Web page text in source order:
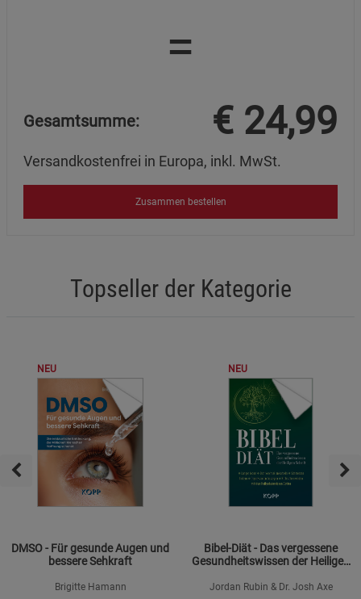
=
Gesamtsumme: € 24,99
Versandkostenfrei in Europa, inkl. MwSt.
Zusammen bestellen
Topseller der Kategorie
NEU
DMSO - Für gesunde Augen und
bessere Sehkraft
Brigitte Hamann
NEU
Bibel-Diät - Das vergessene
Gesundheitswissen der Heiligen
Jordan Rubin & Dr. Josh Axe